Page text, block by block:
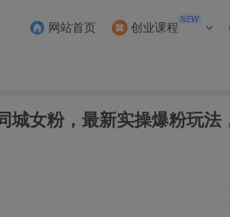
网站首页 创业课程 NEW
城女粉，最新实操爆粉玩法